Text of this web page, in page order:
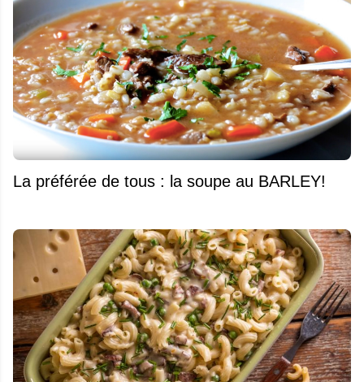
La préférée de tous : la soupe au BARLEY!